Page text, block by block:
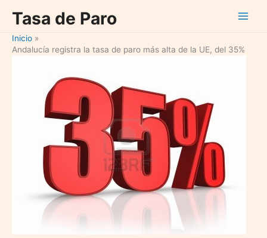
contenido
Tasa de Paro
Inicio
Andalucía registra la tasa de paro más alta de la UE, del 35%